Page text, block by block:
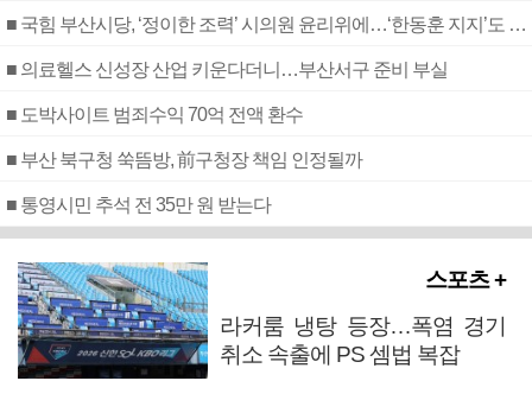
■ 국힘 부산시당, ‘정이한 조력’ 시의원 윤리위에…‘한동훈 지지’도 신고접수
■ 의료헬스 신성장 산업 키운다더니…부산서구 준비 부실
■ 도박사이트 범죄수익 70억 전액 환수
■ 부산 북구청 쑥뜸방, 前구청장 책임 인정될까
■ 통영시민 추석 전 35만 원 받는다
스포츠 +
라커룸 냉탕 등장…폭염 경기
취소 속출에 PS 셈법 복잡